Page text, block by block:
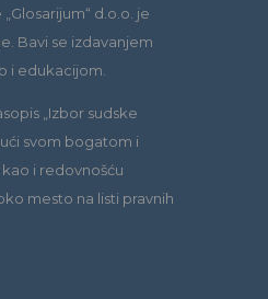
d.o.o. je
Bavi se izdavanjem
i edukacijom.
„Izbor sudske
svom bogatom i
i redovnošću
mesto na listi pravnih